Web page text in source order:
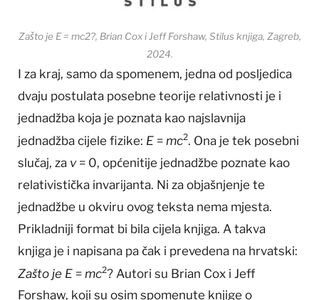
Zašto je E = mc2?, Brian Cox i Jeff Forshaw, Stilus knjiga, Zagreb,
2024.
I za kraj, samo da spomenem, jedna od posljedica
dvaju postulata posebne teorije relativnosti je i
jednadžba koja je poznata kao najslavnija
jednadžba cijele fizike: E = mc2. Ona je tek posebni
slučaj, za v= 0, općenitije jednadžbe poznate kao
relativistička invarijanta. Ni za objašnjenje te
jednadžbe u okviru ovog teksta nema mjesta.
Prikladniji format bi bila cijela knjiga. A takva
knjiga je i napisana pa čak i prevedena na hrvatski:
Zašto je E = mc2? Autori su Brian Cox i Jeff
Forshaw, koji su osim spomenute knjige o